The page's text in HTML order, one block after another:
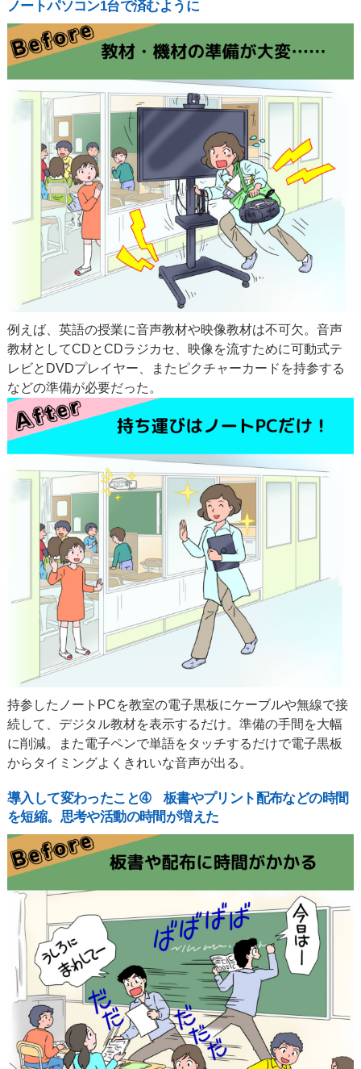
ノートパソコン1台で済むように
例えば、英語の授業に音声教材や映像教材は不可欠。音声
教材としてCDとCDラジカセ、映像を流すために可動式テ
レビとDVDプレイヤー、またピクチャーカードを持参する
などの準備が必要だった。
持参したノートPCを教室の電子黒板にケーブルや無線で接
続して、デジタル教材を表示するだけ。準備の手間を大幅
に削減。また電子ペンで単語をタッチするだけで電子黒板
からタイミングよくきれいな音声が出る。
導入して変わったこと➃ 板書やプリント配布などの時間
を短縮。思考や活動の時間が増えた